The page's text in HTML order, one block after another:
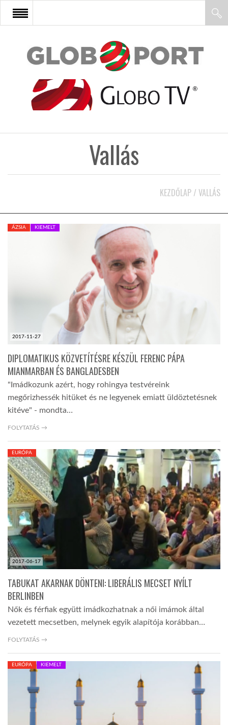
FŐOLDAL
AFRIKA
A VILÁG ITTHON
GLOBOTV BP
TROPICALMAGAZIN
GLOBOTV
AFRIKA TUDÁSTÁR
LINKTR.EE
GLOBOZSARU
LATIMO.HU
Vallás
KEZDŐLAP / VALLÁS
2017-11-27
ÁZSIA KIEMELT
DIPLOMATIKUS KÖZVETÍTÉSRE KÉSZÜL FERENC PÁPA
MIANMARBAN ÉS BANGLADESBEN
"Imádkozunk azért, hogy rohingya testvéreink
megőrizhessék hitüket és ne legyenek emiatt üldöztetésnek
kitéve" - mondta…
FOLYTATÁS →
2017-06-17
EURÓPA
TABUKAT AKARNAK DÖNTENI: LIBERÁLIS MECSET NYÍLT
BERLINBEN
Nők és férfiak együtt imádkozhatnak a női imámok által
vezetett mecsetben, melynek egyik alapítója korábban…
FOLYTATÁS →
EURÓPA KIEMELT